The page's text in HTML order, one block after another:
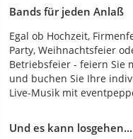
Bands für jeden Anlaß
Egal ob Hochzeit,
Party, Weihnachtsfeier
Betriebsfeier - feiern Sie
und buchen Sie Ihre
Live-Musik mit
Und es kann losgehen...